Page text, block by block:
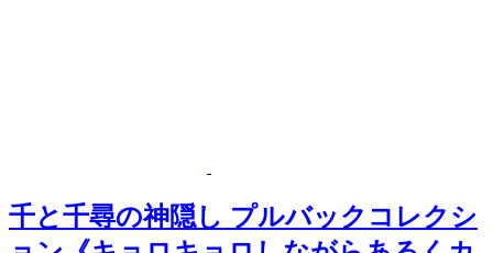
千と千尋の神隠し プルバックコレクシ